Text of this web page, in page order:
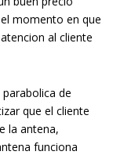
momento en que
al cliente
de
que el cliente
la antena,
funciona